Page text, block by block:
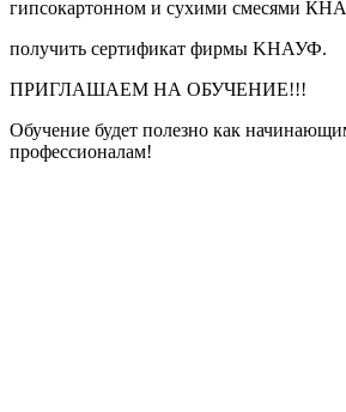
гипсокартонном и сухими смесями
получить сертификат фирмы KНАУФ.
️ПРИГЛАШАЕМ НА ОБУЧЕНИЕ!!!
️Обучение будет полезно как
профессионалам!